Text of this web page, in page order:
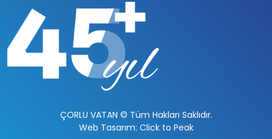
ÇORLU VATAN © Tüm Hakları Saklıdır.
Web Tasarım: Click to Peak